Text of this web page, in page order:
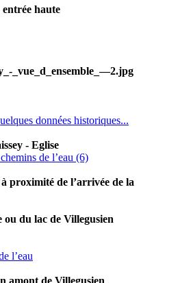
haute
_vue_d_ensemble_—2.jpg
données historiques...
- Eglise
de l’eau (6)
proximité de l’arrivée de la
du lac de Villegusien
l’eau
amont de Villegusien